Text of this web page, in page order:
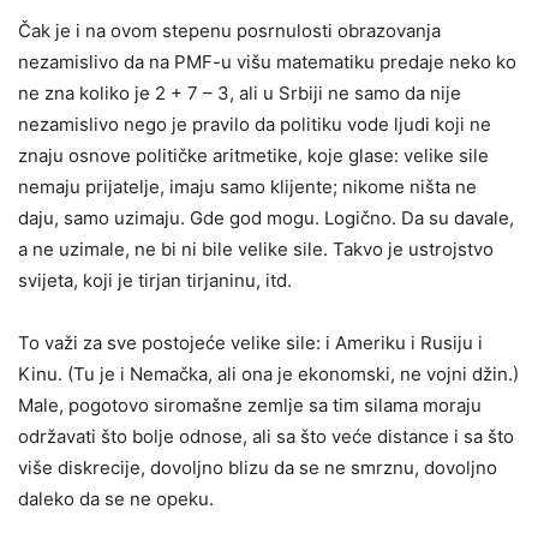
Čak je i na ovom stepenu posrnulosti obrazovanja
nezamislivo da na PMF-u višu matematiku predaje neko ko
ne zna koliko je 2 + 7 – 3, ali u Srbiji ne samo da nije
nezamislivo nego je pravilo da politiku vode ljudi koji ne
znaju osnove političke aritmetike, koje glase: velike sile
nemaju prijatelje, imaju samo klijente; nikome ništa ne
daju, samo uzimaju. Gde god mogu. Logično. Da su davale,
a ne uzimale, ne bi ni bile velike sile. Takvo je ustrojstvo
svijeta, koji je tirjan tirjaninu, itd.
To važi za sve postojeće velike sile: i Ameriku i Rusiju i
Kinu. (Tu je i Nemačka, ali ona je ekonomski, ne vojni džin.)
Male, pogotovo siromašne zemlje sa tim silama moraju
održavati što bolje odnose, ali sa što veće distance i sa što
više diskrecije, dovoljno blizu da se ne smrznu, dovoljno
daleko da se ne opeku.